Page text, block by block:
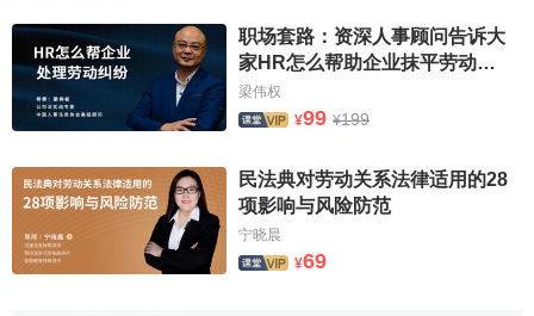
(4)合同条款
要齐全完备，包括合同主体条款，投资总额
和注册资本，合作生产经营的项目，国内外销售产品的比
例，合作期限，经营范围，合资企业的
理，劳动管理等内容。违约责任条款和法律适用条款
中外合资经营企业合同范本
xx公司合资经营合
职场套路：资深人事顾问告诉大
家HR怎么帮助企业抹平劳动纠
纷
梁伟权
¥99 ¥199
民法典对劳动关系法律适用的28
项影响与风险防范
宁晓晨
¥69